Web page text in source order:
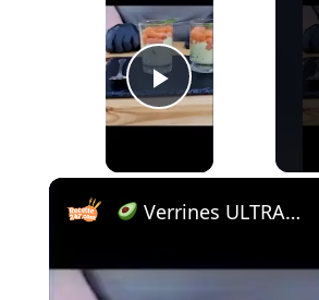
Play Video
Verrines ULTRA GOURMANDES avocat-saumon en 5 min ! #recipe #explore